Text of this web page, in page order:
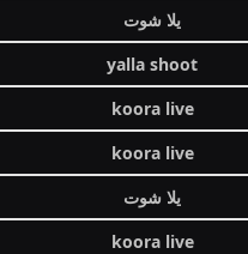
يلا شوت
yalla shoot
koora live
koora live
يلا شوت
koora live